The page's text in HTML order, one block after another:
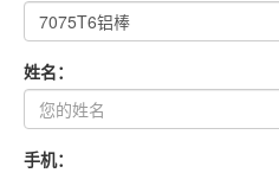
姓名：
手机：